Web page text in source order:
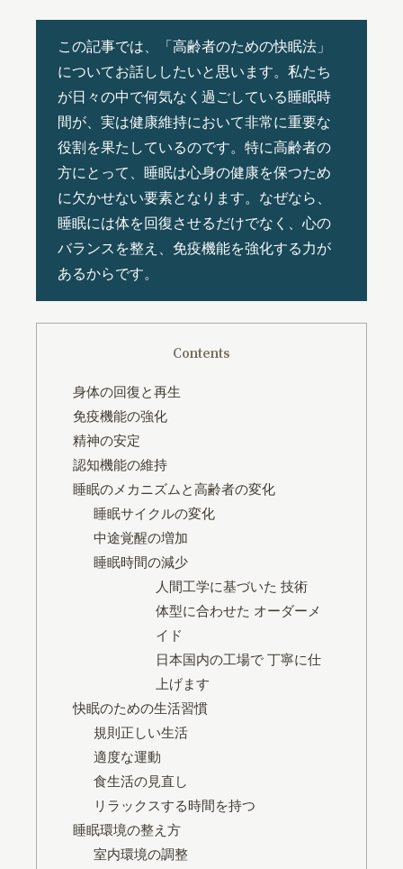
この記事では、「高齢者のための快眠法」
についてお話ししたいと思います。私たち
が日々の中で何気なく過ごしている睡眠時
間が、実は健康維持において非常に重要な
役割を果たしているのです。特に高齢者の
方にとって、睡眠は心身の健康を保つため
に欠かせない要素となります。なぜなら、
睡眠には体を回復させるだけでなく、心の
バランスを整え、免疫機能を強化する力が
あるからです。
Contents
身体の回復と再生
免疫機能の強化
精神の安定
認知機能の維持
睡眠のメカニズムと高齢者の変化
睡眠サイクルの変化
中途覚醒の増加
睡眠時間の減少
人間工学に基づいた 技術
体型に合わせた オーダーメ
イド
日本国内の工場で 丁寧に仕
上げます
快眠のための生活習慣
規則正しい生活
適度な運動
食生活の見直し
リラックスする時間を持つ
睡眠環境の整え方
室内環境の調整